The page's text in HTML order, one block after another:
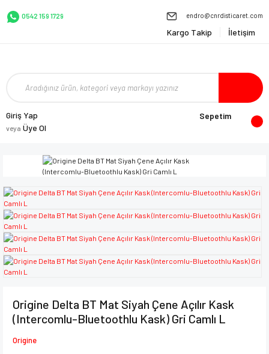
0542 159 1729 endro@cnrdisticaret.com
Kargo Takip İletişim
Giriş Yap
veya Üye Ol
Sepetim
Origine Delta BT Mat Siyah Çene Açılır Kask
(Intercomlu-Bluetoothlu Kask) Gri Camlı L
Origine